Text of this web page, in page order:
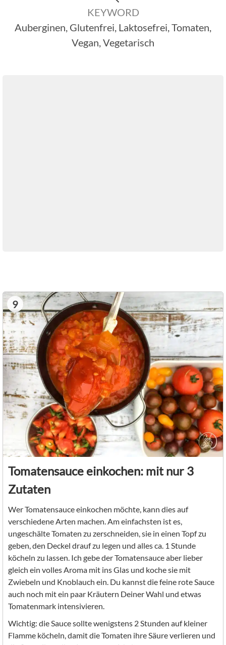
KEYWORD
Auberginen, Glutenfrei, Laktosefrei, Tomaten,
Vegan, Vegetarisch
9
Tomatensauce einkochen: mit nur 3
Zutaten
Wer Tomatensauce einkochen möchte, kann dies auf
verschiedene Arten machen. Am einfachsten ist es,
ungeschälte Tomaten zu zerschneiden, sie in einen Topf zu
geben, den Deckel drauf zu legen und alles ca. 1 Stunde
köcheln zu lassen. Ich gebe der Tomatensauce aber lieber
gleich ein volles Aroma mit ins Glas und koche sie mit
Zwiebeln und Knoblauch ein. Du kannst die feine rote Sauce
auch noch mit ein paar Kräutern Deiner Wahl und etwas
Tomatenmark intensivieren.
Wichtig: die Sauce sollte wenigstens 2 Stunden auf kleiner
Flamme köcheln, damit die Tomaten ihre Säure verlieren und